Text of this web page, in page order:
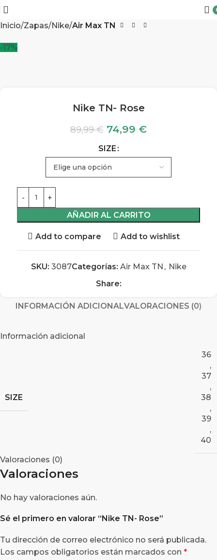
Inicio Zapas Nike Air Max TN
-17%
Nike TN- Rose
89,99€ 74,99 €
SIZE
AÑADIR AL CARRITO
Add to compare Add to wishlist
SKU: 3087Categorías: Air Max TN , Nike
Share:
INFORMACIÓN ADICIONALVALORACIONES (0)
Información adicional
SIZE
36
,
37
,
38
,
39
,
40
Valoraciones (0)
Valoraciones
No hay valoraciones aún.
Sé el primero en valorar “Nike TN- Rose”
Tu dirección de correo electrónico no será publicada.
Los campos obligatorios están marcados con *